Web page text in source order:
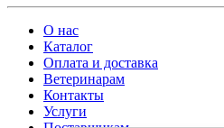
О нас
Каталог
Оплата и доставка
Ветеринарам
Контакты
Услуги